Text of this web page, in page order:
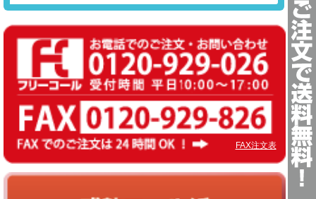
FAX注文表
感熱ロール紙